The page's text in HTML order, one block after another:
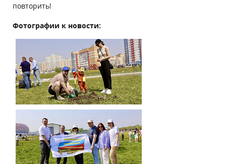
повторить!
Фотографии к новости: